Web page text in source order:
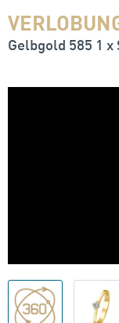
Gelbgold 585 1